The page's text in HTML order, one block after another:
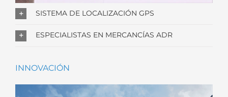
SISTEMA DE LOCALIZACIÓN GPS
ESPECIALISTAS EN MERCANCÍAS ADR
INNOVACIÓN